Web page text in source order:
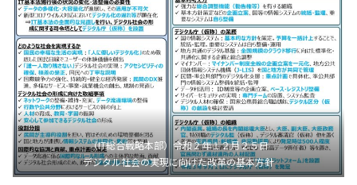
（IT総合戦略本部）令和２年１２月２５日
デジタル社会の実現に向けた改革の基本方針